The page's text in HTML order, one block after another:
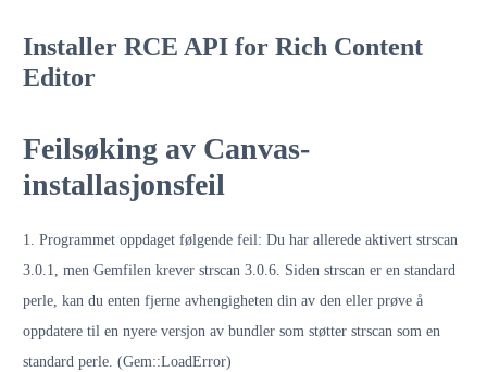
Installer RCE API for Rich Content
Editor
Feilsøking av Canvas-
installasjonsfeil
1. Programmet oppdaget følgende feil: Du har allerede aktivert strscan
3.0.1, men Gemfilen krever strscan 3.0.6. Siden strscan er en standard
perle, kan du enten fjerne avhengigheten din av den eller prøve å
oppdatere til en nyere versjon av bundler som støtter strscan som en
standard perle. (Gem::LoadError)